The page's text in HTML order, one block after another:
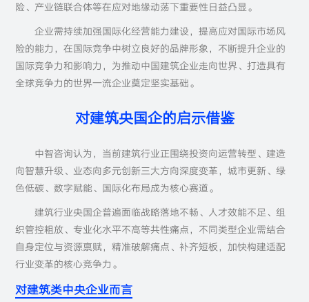
险、产业链联合体等在应对地缘动荡下重要性日益凸显。
企业需持续加强国际化经营能力建设，提高应对国际市场风
险的能力，在国际竞争中树立良好的品牌形象，不断提升企业的
国际竞争力和影响力，为推动中国建筑企业走向世界、打造具有
全球竞争力的世界一流企业奠定坚实基础。
对建筑央国企的启示借鉴
中智咨询认为，当前建筑行业正围绕投资向运营转型、建造
向智慧升级、业态向多元创新三大方向深度变革，城市更新、绿
色低碳、数字赋能、国际化布局成为核心赛道。
建筑行业央国企普遍面临战略落地不畅、人才效能不足、组
织管控粗放、专业化水平不高等共性痛点，不同类型企业需结合
自身定位与资源禀赋，精准破解痛点、补齐短板，加快构建适配
行业变革的核心竞争力。
对建筑类中央企业而言